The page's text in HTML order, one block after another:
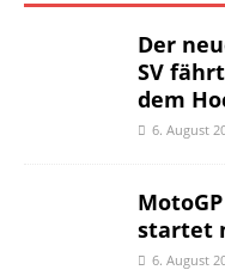
Der
SV
dem
6. August
startet
6. August